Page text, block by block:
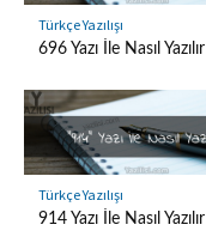
Türkçe Yazılışı
696 Yazı İle Nasıl Yazılır
Türkçe Yazılışı
914 Yazı İle Nasıl Yazılır